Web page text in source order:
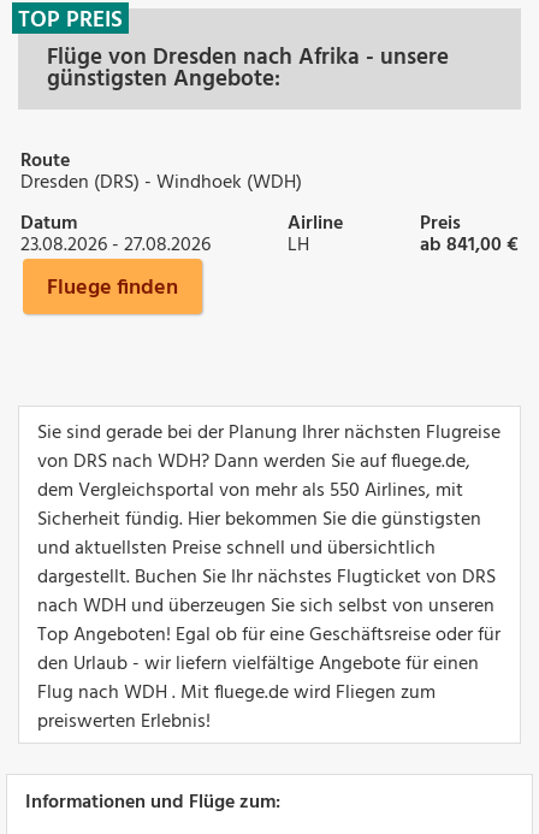
Flüge von Dresden nach Afrika - unsere
günstigsten Angebote:
TOP PREIS
Route
Dresden (DRS) - Windhoek (WDH)
Datum
23.08.2026 - 27.08.2026
Airline
LH
Preis
ab 841,00 €
Fluege finden
Sie sind gerade bei der Planung Ihrer nächsten Flugreise
von DRS nach WDH? Dann werden Sie auf fluege.de,
dem Vergleichsportal von mehr als 550 Airlines, mit
Sicherheit fündig. Hier bekommen Sie die günstigsten
und aktuellsten Preise schnell und übersichtlich
dargestellt. Buchen Sie Ihr nächstes Flugticket von DRS
nach WDH und überzeugen Sie sich selbst von unseren
Top Angeboten! Egal ob für eine Geschäftsreise oder für
den Urlaub - wir liefern vielfältige Angebote für einen
Flug nach WDH . Mit fluege.de wird Fliegen zum
preiswerten Erlebnis!
Informationen und Flüge zum: